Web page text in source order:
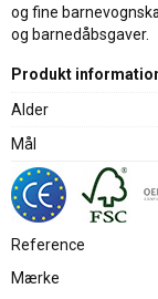
og fine
og barnedåbsgaver.
Produkt
Alder
Mål
Reference
Mærke